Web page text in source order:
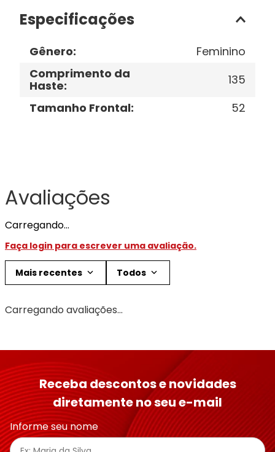
Especificações
Gênero:
Feminino
Comprimento da
Haste:
135
Tamanho Frontal: 52
Avaliações
Carregando…
Faça login para escrever uma avaliação.
Mais recentes Todos
Carregando avaliações…
Receba descontos e novidades
diretamente no seu e-mail
Informe seu nome